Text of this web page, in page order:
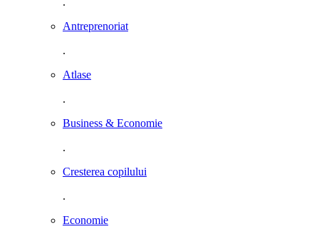
Antreprenoriat
.
Atlase
.
Business & Economie
.
Cresterea copilului
.
Economie